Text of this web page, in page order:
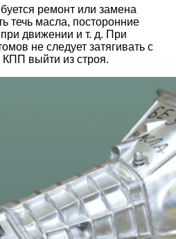
ремонт или замена
течь масла, посторонние
движении и т. д. При
не следует затягивать с
выйти из строя.